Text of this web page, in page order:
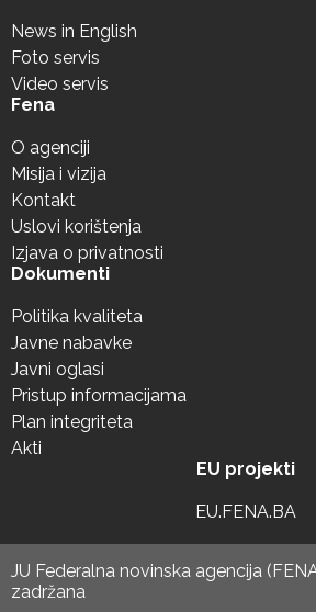
News in English
Foto servis
Video servis
Fena
O agenciji
Misija i vizija
Kontakt
Uslovi korištenja
Izjava o privatnosti
Dokumenti
Politika kvaliteta
Javne nabavke
Javni oglasi
Pristup informacijama
Plan integriteta
Akti
EU projekti
EU.FENA.BA
JU Federalna novinska agencija
zadržana